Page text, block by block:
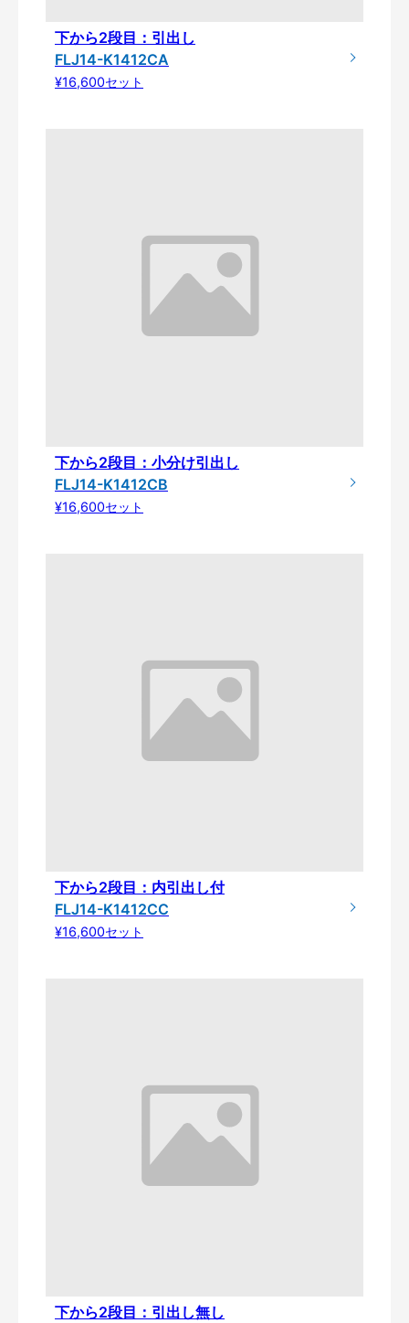
下から2段目：引出し
FLJ14-K1412CA
¥16,600セット
下から2段目：小分け引出し
FLJ14-K1412CB
¥16,600セット
下から2段目：内引出し付
FLJ14-K1412CC
¥16,600セット
下から2段目：引出し無し